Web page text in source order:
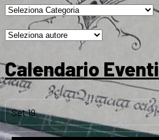
Calendario Eventi
Set19